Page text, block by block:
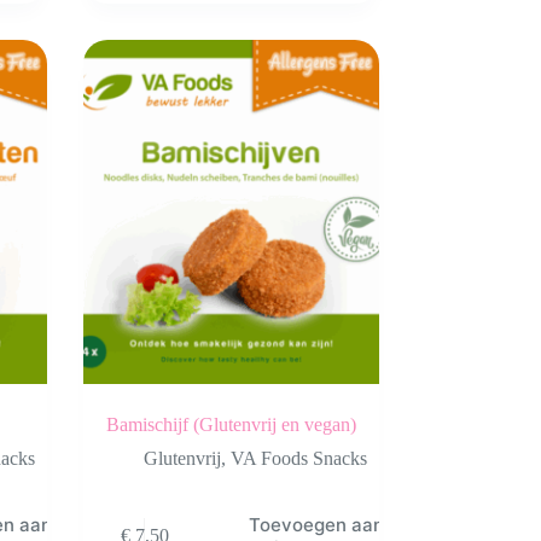
aan
Bamischijf (Glutenvrij en vegan)
Glutenvrij, VA Foods Snacks
€7,50
Toevoegen aan